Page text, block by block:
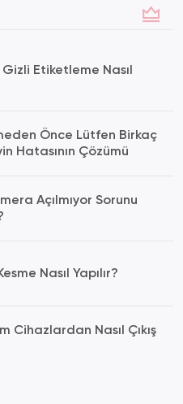
Etiketleme Nasıl
Önce Lütfen Birkaç
Hatasının Çözümü
Açılmıyor Sorunu
Nasıl Yapılır?
Cihazlardan Nasıl Çıkış